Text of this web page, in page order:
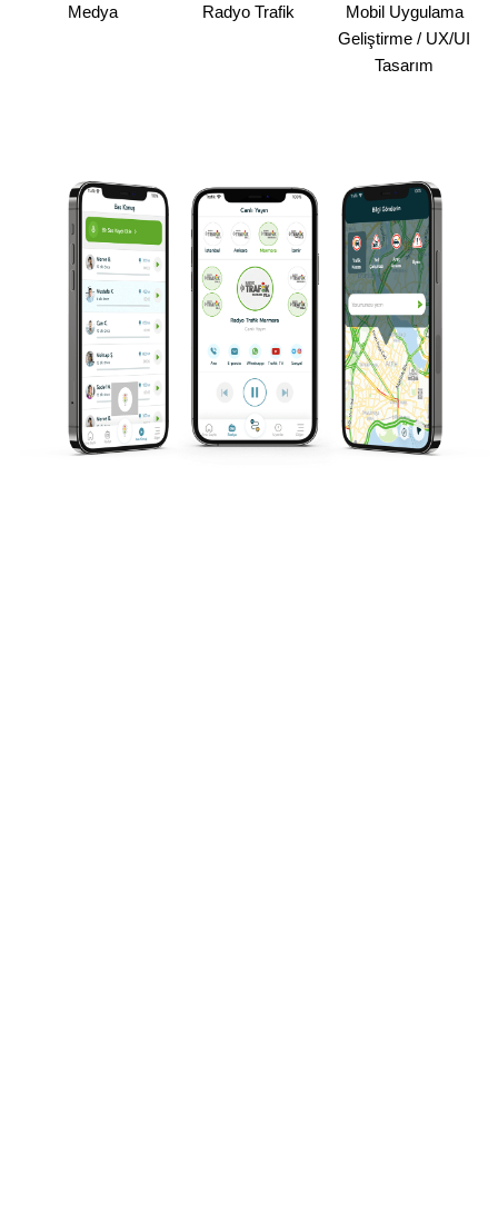
Medya
Radyo Trafik
Mobil Uygulama
Geliştirme / UX/UI
Tasarım